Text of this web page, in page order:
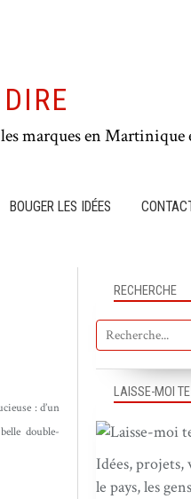
marques en Martinique
BOUGER LES IDÉES
: d’un
double-
RECHERCHE
LAISSE-MOI
Idées,
le pays, les